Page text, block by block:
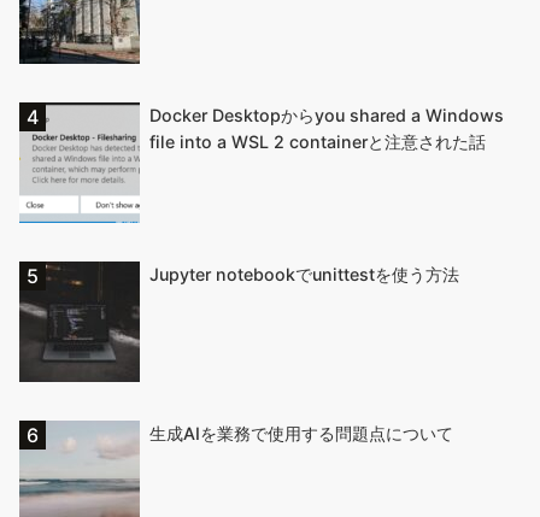
Docker Desktopからyou shared a Windows
file into a WSL 2 containerと注意された話
Jupyter notebookでunittestを使う方法
生成AIを業務で使用する問題点について